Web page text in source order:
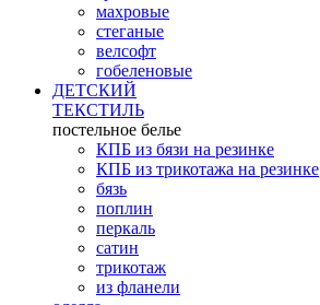
махровые
стеганые
велсофт
гобеленовые
ДЕТСКИЙ
ТЕКСТИЛЬ
постельное белье
КПБ из бязи на резинке
КПБ из трикотажа на резинке
бязь
поплин
перкаль
сатин
трикотаж
из фланели